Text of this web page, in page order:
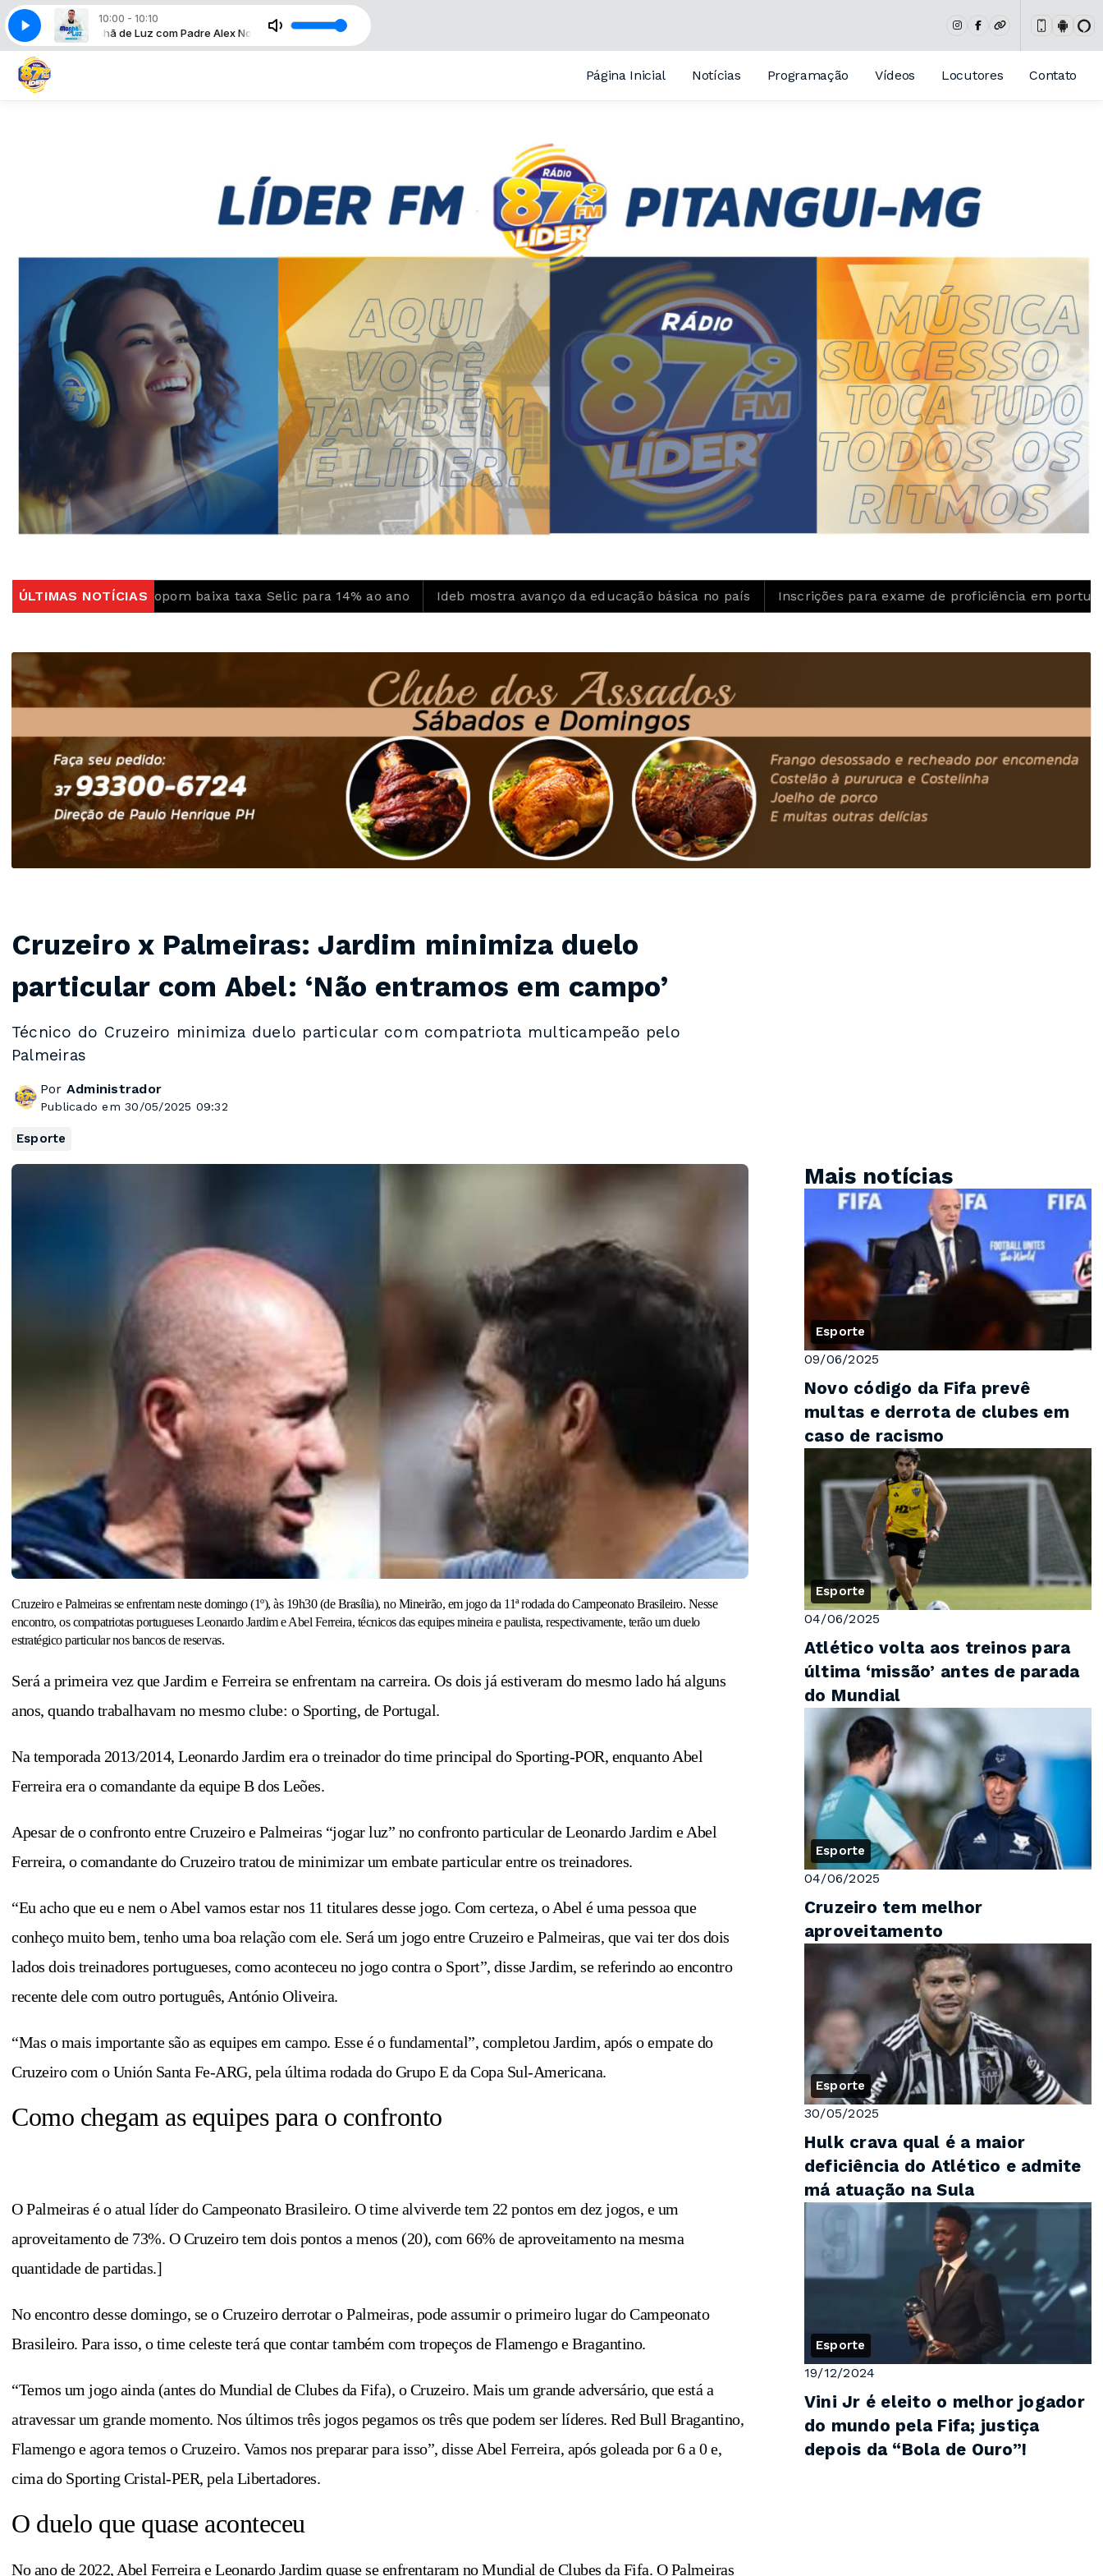
10:00 - 10:10
Manhã de Luz com Padre Alex NogueiraManhã de Luz com Padre Alex Nogueira
Show da Manhã com Robson Silva Show da Manhã com Robson Silva
Página Inicial Notícias Programação Vídeos Locutores Contato
ÚLTIMAS NOTÍCIAS
Copom baixa taxa Selic para 14% ao ano Ideb mostra avanço da educação básica no país Inscrições para exame de proficiência em português terminam
Cruzeiro x Palmeiras: Jardim minimiza duelo
particular com Abel: ‘Não entramos em campo’
Técnico do Cruzeiro minimiza duelo particular com compatriota multicampeão pelo
Palmeiras
Por Administrador
Publicado em 30/05/2025 09:32
Esporte
Cruzeiro e Palmeiras se enfrentam neste domingo (1º), às 19h30 (de Brasília), no Mineirão, em jogo da 11ª rodada do Campeonato Brasileiro. Nesse
encontro, os compatriotas portugueses Leonardo Jardim e Abel Ferreira, técnicos das equipes mineira e paulista, respectivamente, terão um duelo
estratégico particular nos bancos de reservas.
Será a primeira vez que Jardim e Ferreira se enfrentam na carreira. Os dois já estiveram do mesmo lado há alguns
anos, quando trabalhavam no mesmo clube: o Sporting, de Portugal.
Na temporada 2013/2014, Leonardo Jardim era o treinador do time principal do Sporting-POR, enquanto Abel
Ferreira era o comandante da equipe B dos Leões.
Apesar de o confronto entre Cruzeiro e Palmeiras “jogar luz” no confronto particular de Leonardo Jardim e Abel
Ferreira, o comandante do Cruzeiro tratou de minimizar um embate particular entre os treinadores.
“Eu acho que eu e nem o Abel vamos estar nos 11 titulares desse jogo. Com certeza, o Abel é uma pessoa que
conheço muito bem, tenho uma boa relação com ele. Será um jogo entre Cruzeiro e Palmeiras, que vai ter dos dois
lados dois treinadores portugueses, como aconteceu no jogo contra o Sport”, disse Jardim, se referindo ao encontro
recente dele com outro português, António Oliveira.
“Mas o mais importante são as equipes em campo. Esse é o fundamental”, completou Jardim, após o empate do
Cruzeiro com o Unión Santa Fe-ARG, pela última rodada do Grupo E da Copa Sul-Americana.
Como chegam as equipes para o confronto
O Palmeiras é o atual líder do Campeonato Brasileiro. O time alviverde tem 22 pontos em dez jogos, e um
aproveitamento de 73%. O Cruzeiro tem dois pontos a menos (20), com 66% de aproveitamento na mesma
quantidade de partidas.]
No encontro desse domingo, se o Cruzeiro derrotar o Palmeiras, pode assumir o primeiro lugar do Campeonato
Brasileiro. Para isso, o time celeste terá que contar também com tropeços de Flamengo e Bragantino.
“Temos um jogo ainda (antes do Mundial de Clubes da Fifa), o Cruzeiro. Mais um grande adversário, que está a
atravessar um grande momento. Nos últimos três jogos pegamos os três que podem ser líderes. Red Bull Bragantino,
Flamengo e agora temos o Cruzeiro. Vamos nos preparar para isso”, disse Abel Ferreira, após goleada por 6 a 0 e,
cima do Sporting Cristal-PER, pela Libertadores.
O duelo que quase aconteceu
No ano de 2022, Abel Ferreira e Leonardo Jardim quase se enfrentaram no Mundial de Clubes da Fifa. O Palmeiras
Mais notícias
Esporte
09/06/2025
Novo código da Fifa prevê
multas e derrota de clubes em
caso de racismo
Esporte
04/06/2025
Atlético volta aos treinos para
última ‘missão’ antes de parada
do Mundial
Esporte
04/06/2025
Cruzeiro tem melhor
aproveitamento
Esporte
30/05/2025
Hulk crava qual é a maior
deficiência do Atlético e admite
má atuação na Sula
Esporte
19/12/2024
Vini Jr é eleito o melhor jogador
do mundo pela Fifa; justiça
depois da “Bola de Ouro”!